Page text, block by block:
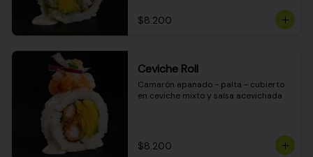
$8.200
Ceviche Roll
Camarón apanado - palta - cubierto
en ceviche mixto y salsa acevichada
$8.200